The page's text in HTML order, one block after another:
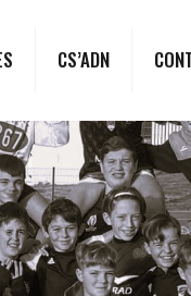
CS’ADN